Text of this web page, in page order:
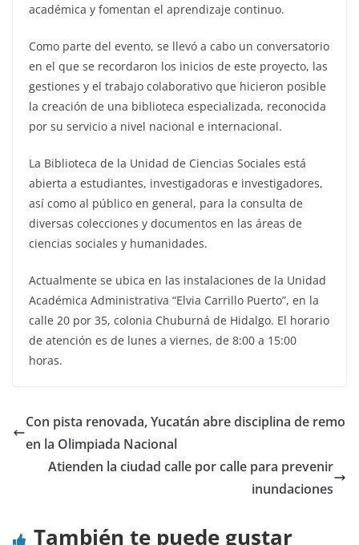
académica y fomentan el aprendizaje continuo.
Como parte del evento, se llevó a cabo un conversatorio
en el que se recordaron los inicios de este proyecto, las
gestiones y el trabajo colaborativo que hicieron posible
la creación de una biblioteca especializada, reconocida
por su servicio a nivel nacional e internacional.
La Biblioteca de la Unidad de Ciencias Sociales está
abierta a estudiantes, investigadoras e investigadores,
así como al público en general, para la consulta de
diversas colecciones y documentos en las áreas de
ciencias sociales y humanidades.
Actualmente se ubica en las instalaciones de la Unidad
Académica Administrativa “Elvia Carrillo Puerto”, en la
calle 20 por 35, colonia Chuburná de Hidalgo. El horario
de atención es de lunes a viernes, de 8:00 a 15:00
horas.
Con pista renovada, Yucatán abre disciplina de remo
en la Olimpiada Nacional
Atienden la ciudad calle por calle para prevenir
inundaciones
También te puede gustar